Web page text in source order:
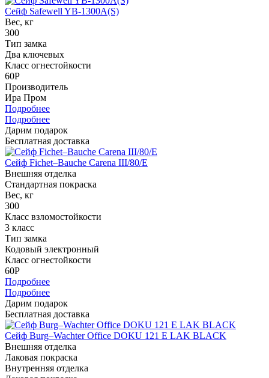
Сейф Safewell YB-1300A(S)
Вес, кг
300
Тип замка
Два ключевых
Класс огнестойкости
60P
Производитель
Ира Пром
Подробнее
Подробнее
Дарим подарок
Бесплатная доставка
Сейф Fichet–Bauche Carena III/80/E
Внешняя отделка
Стандартная покраска
Вес, кг
300
Класс взломостойкости
3 класс
Тип замка
Кодовый электронный
Класс огнестойкости
60P
Подробнее
Подробнее
Дарим подарок
Бесплатная доставка
Сейф Burg–Wachter Office DOKU 121 E LAK BLACK
Внешняя отделка
Лаковая покраска
Внутренняя отделка